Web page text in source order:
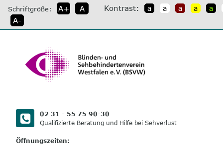
direkt
zum
Inhalt
Schriftgröße: A+
A
A-
Kontrast: a a a a a
02 31 - 55 75 90-30
Qualifizierte Beratung und Hilfe bei Sehverlust
Öffnungszeiten: